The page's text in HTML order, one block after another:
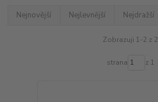
Nejnovější Nejlevnější Nejdražší
Zobrazuji 1-2 z 2
strana z 1